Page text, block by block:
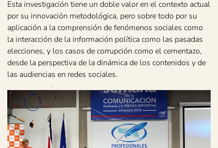
Esta investigación tiene un doble valor en el contexto actual
por su innovación metodológica, pero sobre todo por su
aplicación a la comprensión de fenómenos sociales como
la interacción de la información política como las pasadas
elecciones, y los casos de corrupción como el cementazo,
desde la perspectiva de la dinámica de los contenidos y de
las audiencias en redes sociales.